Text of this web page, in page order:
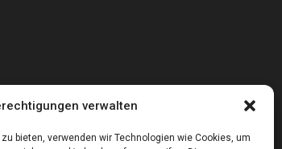
verwalten
bieten, verwenden wir Technologien wie Cookies, um